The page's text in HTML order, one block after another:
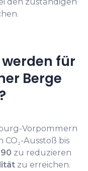
für
Berge
Vorpommern
Ausstoß bis
zu reduzieren
zu erreichen.